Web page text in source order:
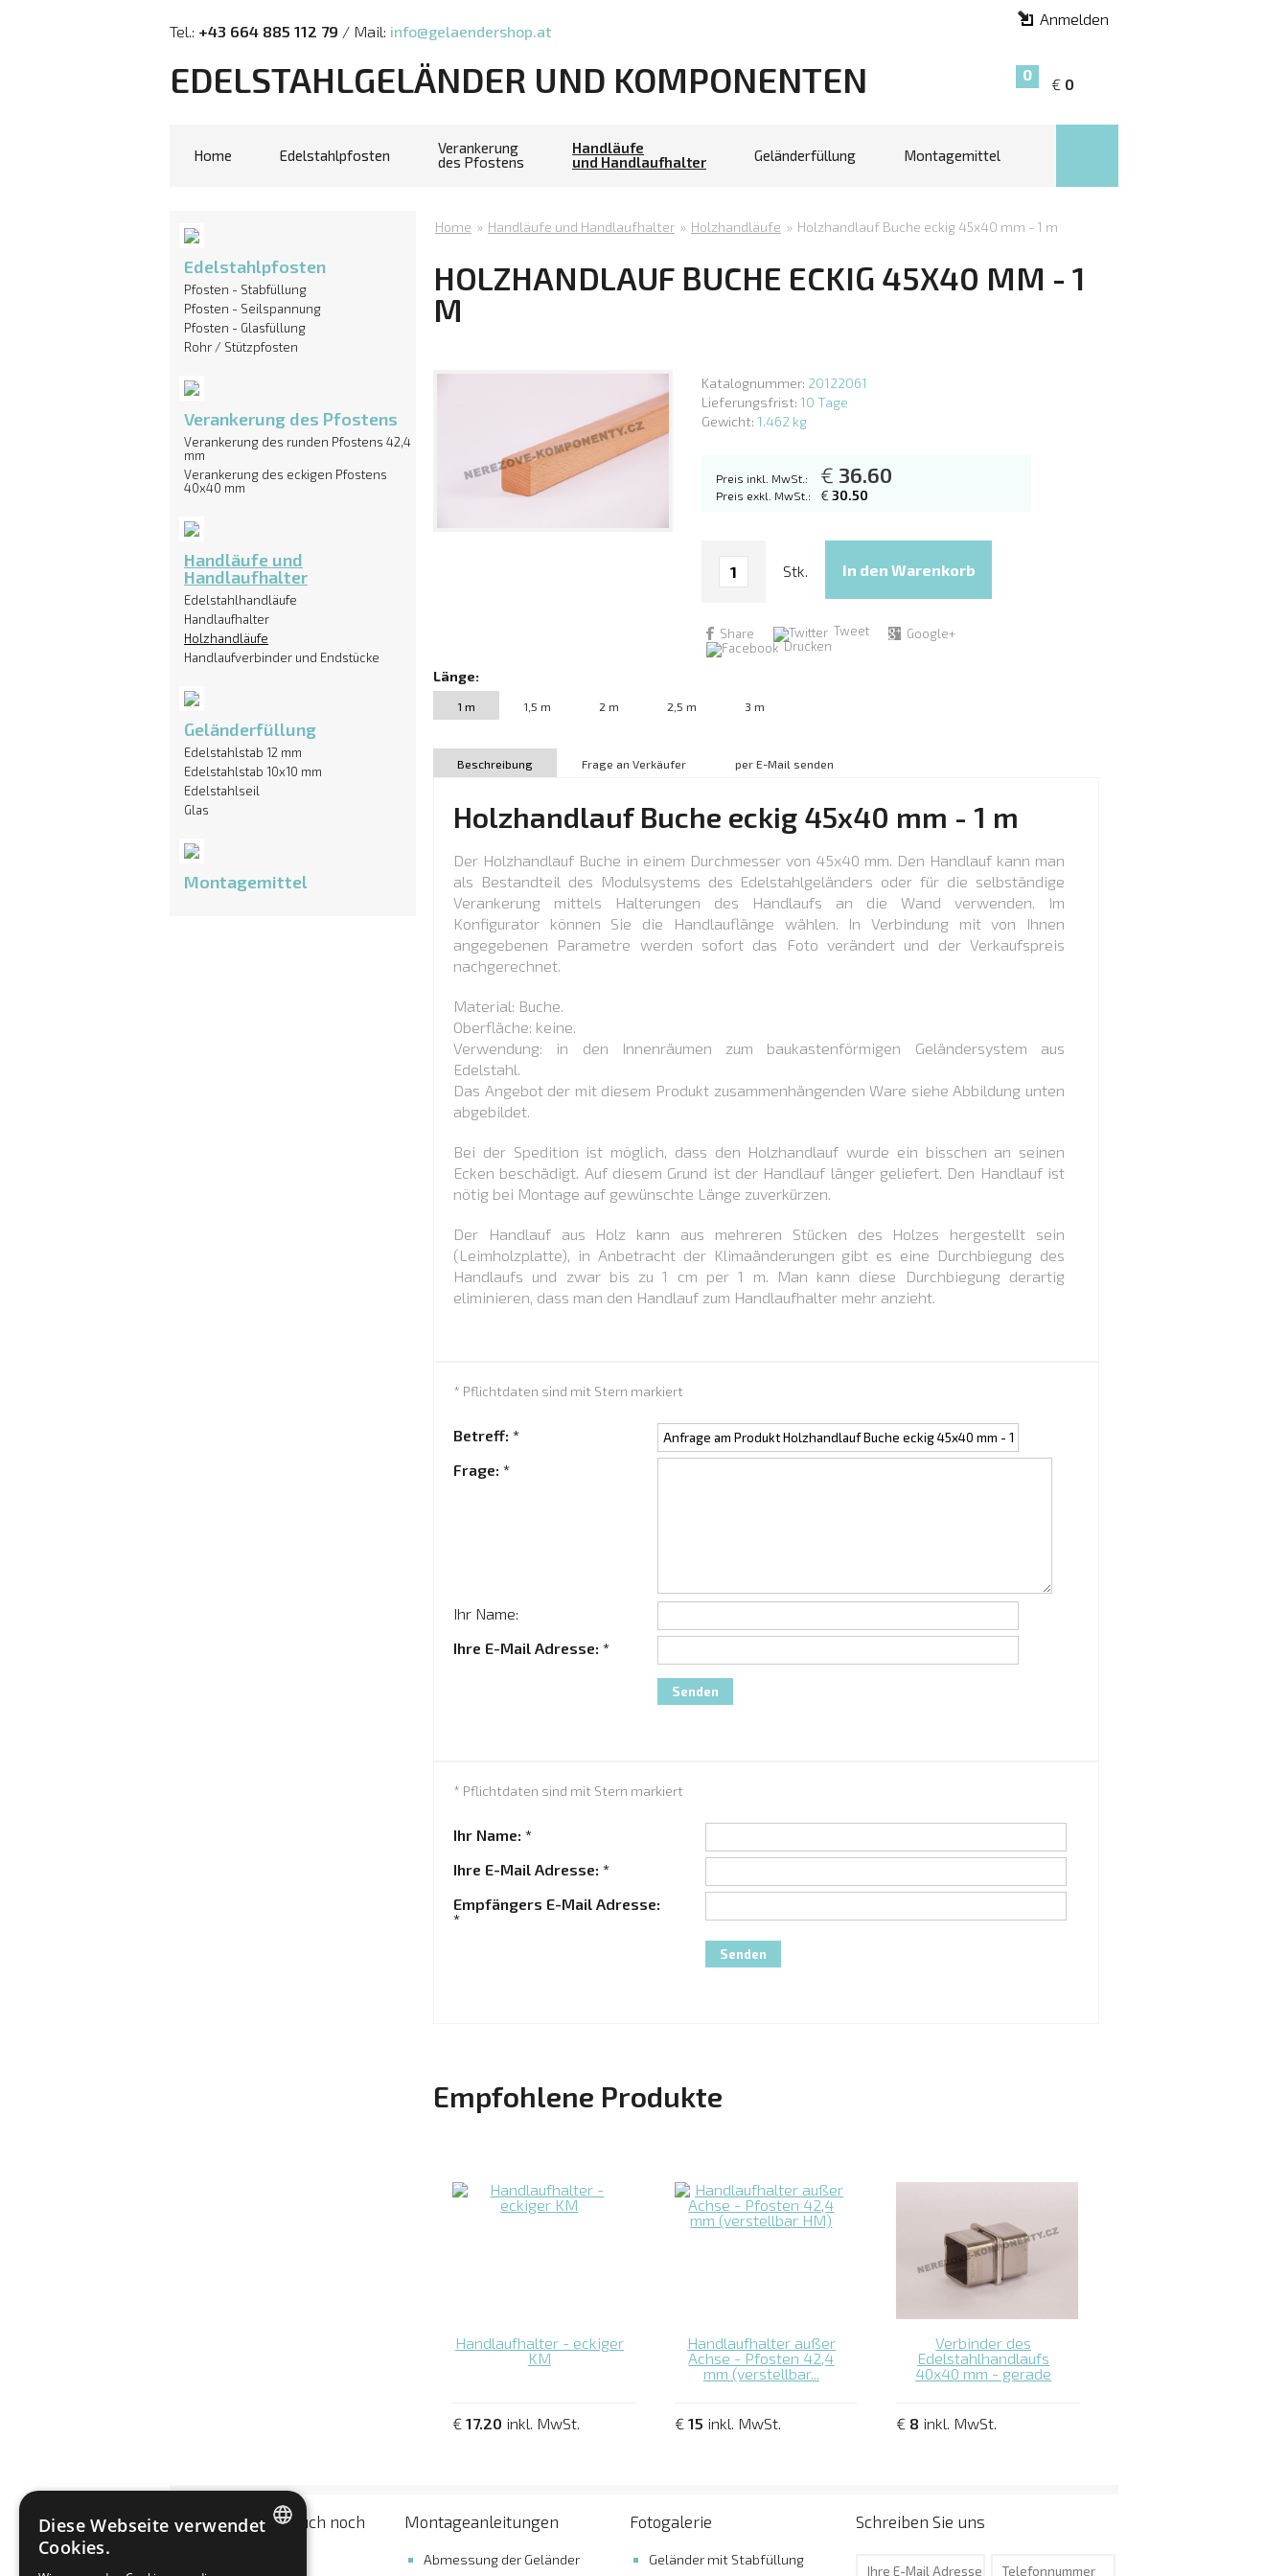
Anmelden
Tel.: +43 664 885 112 79 / Mail: info@gelaendershop.at
EDELSTAHLGELÄNDER UND KOMPONENTEN 0
€ 0
Home Edelstahlpfosten
Verankerung
des Pfostens
Handläufe
und Handlaufhalter
Geländerfüllung Montagemittel
Home » Handläufe und Handlaufhalter » Holzhandläufe » Holzhandlauf Buche eckig 45x40 mm - 1 m
HOLZHANDLAUF BUCHE ECKIG 45X40 MM - 1
M
Katalognummer: 20122061
Lieferungsfrist: 10 Tage
Gewicht: 1.462 kg
Preis inkl. MwSt.: € 36.60
Preis exkl. MwSt.: € 30.50
Stk.
Share Tweet
Google+
Drucken
Länge:
1 m 1,5 m 2 m 2,5 m 3 m
Beschreibung Frage an Verkäufer per E-Mail senden
Holzhandlauf Buche eckig 45x40 mm - 1 m
Der Holzhandlauf Buche in einem Durchmesser von 45x40 mm. Den Handlauf kann man
als Bestandteil des Modulsystems des Edelstahlgeländers oder für die selbständige
Verankerung mittels Halterungen des Handlaufs an die Wand verwenden. Im
Konfigurator können Sie die Handlauflänge wählen. In Verbindung mit von Ihnen
angegebenen Parametre werden sofort das Foto verändert und der Verkaufspreis
nachgerechnet.
Material: Buche.
Oberfläche: keine.
Verwendung: in den Innenräumen zum baukastenförmigen Geländersystem aus
Edelstahl.
Das Angebot der mit diesem Produkt zusammenhängenden Ware siehe Abbildung unten
abgebildet.
Bei der Spedition ist möglich, dass den Holzhandlauf wurde ein bisschen an seinen
Ecken beschädigt. Auf diesem Grund ist der Handlauf länger geliefert. Den Handlauf ist
nötig bei Montage auf gewünschte Länge zuverkürzen.
Der Handlauf aus Holz kann aus mehreren Stücken des Holzes hergestellt sein
(Leimholzplatte), in Anbetracht der Klimaänderungen gibt es eine Durchbiegung des
Handlaufs und zwar bis zu 1 cm per 1 m. Man kann diese Durchbiegung derartig
eliminieren, dass man den Handlauf zum Handlaufhalter mehr anzieht.
* Pflichtdaten sind mit Stern markiert
Betreff: *
Frage: *
Ihr Name:
Ihre E-Mail Adresse: *
* Pflichtdaten sind mit Stern markiert
Ihr Name: *
Ihre E-Mail Adresse: *
Empfängers E-Mail Adresse:
*
Empfohlene Produkte
Handlaufhalter - eckiger
KM
€ 17.20 inkl. MwSt.
Handlaufhalter außer
Achse - Pfosten 42,4
mm (verstellbar...
€ 15 inkl. MwSt.
Verbinder des
Edelstahlhandlaufs
40x40 mm - gerade
€ 8 inkl. MwSt.
Edelstahlpfosten
Pfosten - Stabfüllung
Pfosten - Seilspannung
Pfosten - Glasfüllung
Rohr / Stützpfosten
Verankerung des Pfostens
Verankerung des runden Pfostens 42,4
mm
Verankerung des eckigen Pfostens
40x40 mm
Handläufe und
Handlaufhalter
Edelstahlhandläufe
Handlaufhalter
Holzhandläufe
Handlaufverbinder und Endstücke
Geländerfüllung
Edelstahlstab 12 mm
Edelstahlstab 10x10 mm
Edelstahlseil
Glas
Montagemittel
Das könnte Sie auch noch
interessieren
Montageanleitungen
Abmessung der Geländer
Fotogalerie
Geländer mit Stabfüllung
Schreiben Sie uns
Diese Webseite verwendet
Cookies.